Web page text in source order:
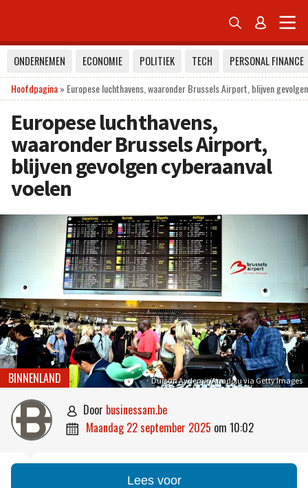
 
ONDERNEMEN ECONOMIE POLITIEK TECH
PERSONAL FINANCE
Hoofdpagina» Europese luchthavens, waaronder Brussels Airport, blijven
Europese luchthavens,
waaronder Brussels Airport,
blijven gevolgen cyberaanval
voelen
Dursun Aydemir/Anadolu via Getty Images
BINNENLAND
 door businessam.be
 maandag 22 september 2025 om 10:02
Lees voor